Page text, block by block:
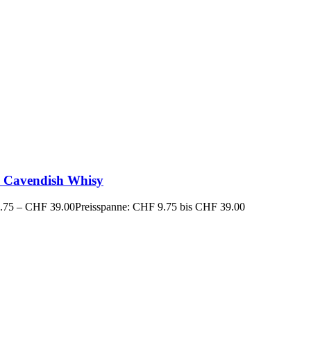
Cavendish Whisy
– CHF 39.00Preisspanne: CHF 9.75 bis CHF 39.00